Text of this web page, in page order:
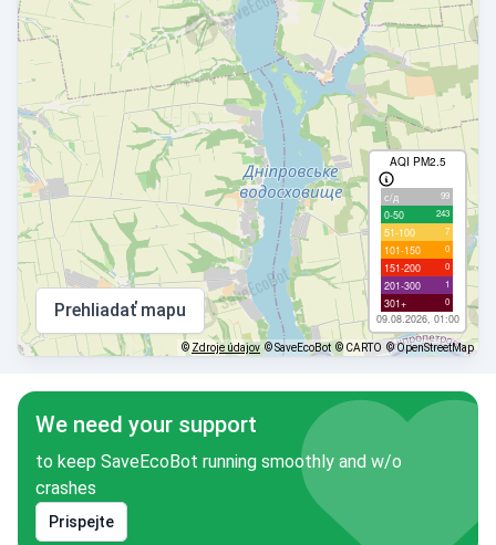
AQI PM2.5
с/д 99
0-50 243
51-100 7
101-150 0
151-200 0
201-300 1
301+ 0
09.08.2026, 01:00
Prehliadať mapu
© Zdroje údajov © SaveEcoBot © CARTO © OpenStreetMap
We need your support
to keep SaveEcoBot running smoothly and w/o
crashes
Prispejte